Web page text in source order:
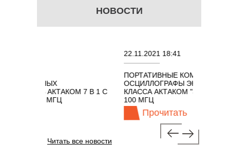
НОВОСТИ
АКТАКОМ 7 В 1 С
22.11.2021 18:41
ПОРТАТИВНЫЕ
ОСЦИЛЛОГРАФЫ ЭКОНОМНОГО
КЛАССА АКТАКОМ "3 В 1" С
100 МГЦ
Прочитать
Читать все новости